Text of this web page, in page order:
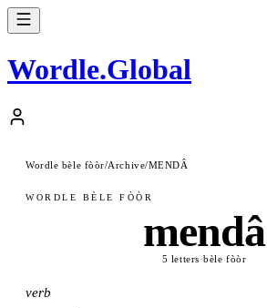
Wordle.Global
Wordle bèle fòòr/Archive/MENDÂ
WORDLE BÈLE FÒÒR
mendâ
5 letters·bèle fòòr
verb